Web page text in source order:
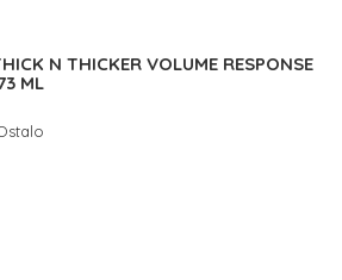
N THICKER VOLUME RESPONSE
ML